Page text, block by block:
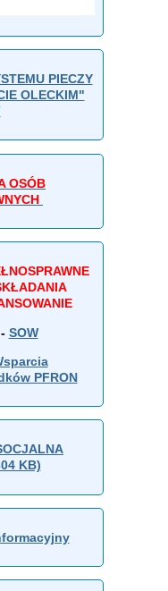
PIECZY
OLECKIM"
OSÓB
- SOW
PFRON
KB)